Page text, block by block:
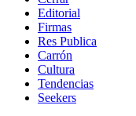
Editorial
Firmas
Res Publica
Carrón
Cultura
Tendencias
Seekers